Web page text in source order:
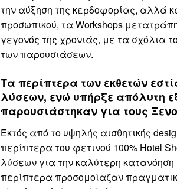
την αύξηση της κερδοφορίας, αλλά
προσωπικού, τα Workshops
γεγονός της χρονιάς, με τα σχόλια
των παρουσιάσεων.
Τα περίπτερα των εκθετών
λύσεων, ενώ υπήρξε απόλυτη
παρουσιάστηκαν για τους
Εκτός από το υψηλής αισθητικής
περίπτερα του φετινού 100% Hotel
λύσεων για την καλύτερη
περίπτερα προσομοίαζαν